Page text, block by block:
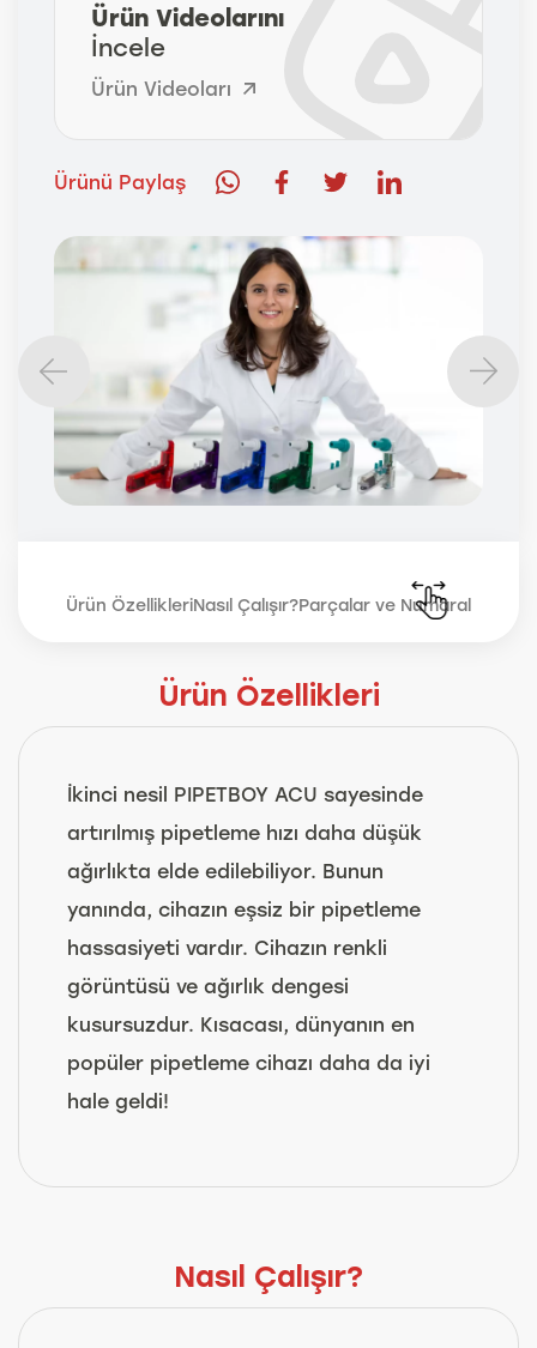
Ürün Videolarını
İncele
Ürün Videoları
Ürünü Paylaş
Ürün ÖzellikleriNasıl Çalışır?Parçalar ve Numaralar
Ürün Özellikleri
İkinci nesil PIPETBOY ACU sayesinde
artırılmış pipetleme hızı daha düşük
ağırlıkta elde edilebiliyor. Bunun
yanında, cihazın eşsiz bir pipetleme
hassasiyeti vardır. Cihazın renkli
görüntüsü ve ağırlık dengesi
kusursuzdur. Kısacası, dünyanın en
popüler pipetleme cihazı daha da iyi
hale geldi!
Nasıl Çalışır?